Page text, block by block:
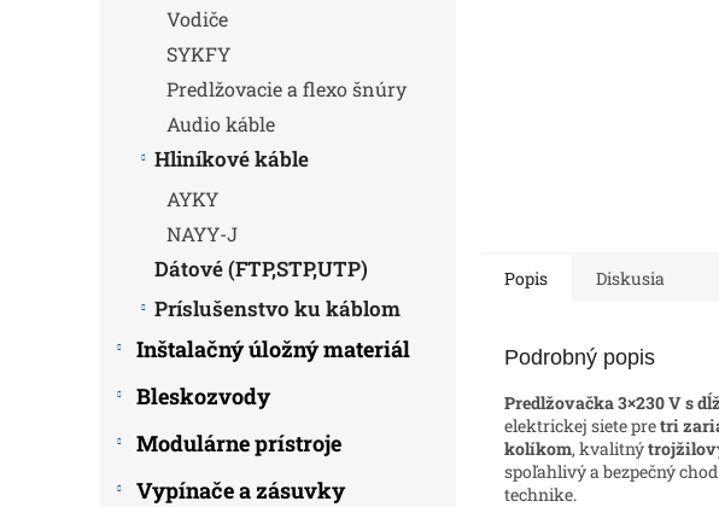
Vodiče
SYKFY
Predlžovacie a flexo šnúry
Audio káble
Hliníkové káble
AYKY
NAYY-J
Dátové (FTP,STP,UTP)
Príslušenstvo ku káblom
Inštalačný úložný materiál
Bleskozvody
Modulárne prístroje
Vypínače a zásuvky
Popis Diskusia
Podrobný popis
Predlžovačka 3×230 V s
elektrickej siete pretri
kolíkom, kvalitný
spoľahlivý a bezpečný
technike.